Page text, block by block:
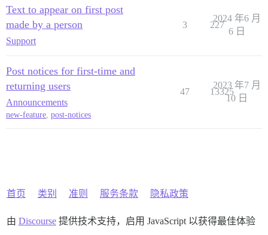
Text to appear on first post
made by a person
Support
3 227
2024 年6 月
6 日
Post notices for first-time and
returning users
Announcements
new-feature, post-notices
47 13325
2023 年7 月
10 日
首页 类别 准则 服务条款 隐私政策
由 Discourse提供技术支持，启用 JavaScript 以获得最佳体验